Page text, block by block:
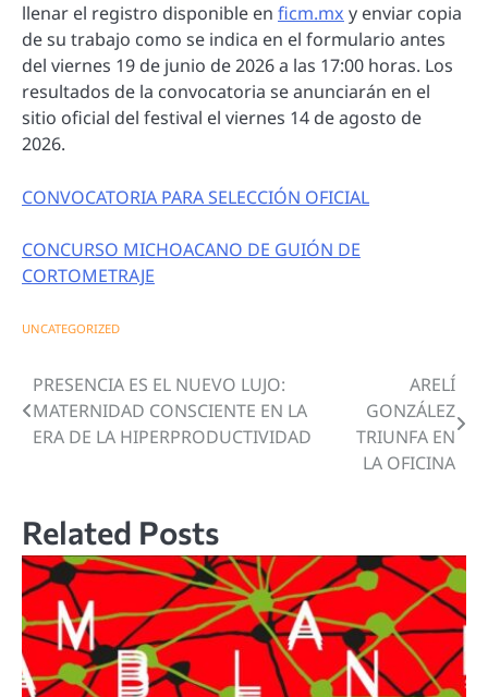
llenar el registro disponible en ficm.mx y enviar copia
de su trabajo como se indica en el formulario antes
del viernes 19 de junio de 2026 a las 17:00 horas. Los
resultados de la convocatoria se anunciarán en el
sitio oficial del festival el viernes 14 de agosto de
2026.
CONVOCATORIA PARA SELECCIÓN OFICIAL
CONCURSO MICHOACANO DE GUIÓN DE
CORTOMETRAJE
UNCATEGORIZED
Navegación
de
PRESENCIA ES EL NUEVO LUJO:
MATERNIDAD CONSCIENTE EN LA
ERA DE LA HIPERPRODUCTIVIDAD
ARELÍ
GONZÁLEZ
TRIUNFA EN
LA OFICINA
Related Posts